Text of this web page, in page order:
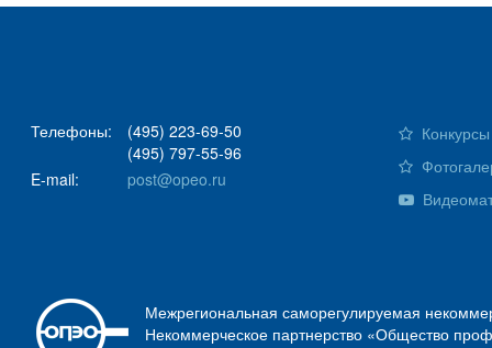
Телефоны:
(495) 223-69-50
(495) 797-55-96
E-mail:
post@opeo.ru
Межрегиональная саморегулируемая
Некоммерческое партнерство «Общество